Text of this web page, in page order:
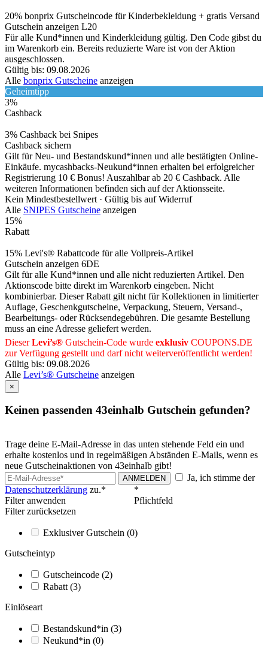
20% bonprix Gutscheincode für Kinderbekleidung + gratis Versand
Gutschein anzeigen L20
Für alle Kund*innen und Kinderkleidung gültig. Den Code gibst du
im Warenkorb ein. Bereits reduzierte Ware ist von der Aktion
ausgeschlossen.
Gültig bis: 09.08.2026
Alle bonprix Gutscheine anzeigen
Geheimtipp
3%
Cashback
3% Cashback bei Snipes
Cashback sichern
Gilt für Neu- und Bestandskund*innen und alle bestätigten Online-
Einkäufe. mycashbacks-Neukund*innen erhalten bei erfolgreicher
Registrierung 10 € Bonus! Auszahlbar ab 20 € Cashback. Alle
weiteren Informationen befinden sich auf der Aktionsseite.
Kein Mindestbestellwert · Gültig bis auf Widerruf
Alle SNIPES Gutscheine anzeigen
15%
Rabatt
15% Levi's® Rabattcode für alle Vollpreis-Artikel
Gutschein anzeigen 6DE
Gilt für alle Kund*innen und alle nicht reduzierten Artikel. Den
Aktionscode bitte direkt im Warenkorb eingeben. Nicht
kombinierbar. Dieser Rabatt gilt nicht für Kollektionen in limitierter
Auflage, Geschenkgutscheine, Verpackung, Steuern, Versand-,
Bearbeitungs- oder Rücksendegebühren. Die gesamte Bestellung
muss an eine Adresse geliefert werden.
DieserLevi’s® Gutschein-Code wurde exklusiv COUPONS.DE
zur Verfügung gestellt und darf nicht weiterveröffentlicht werden!
Gültig bis: 09.08.2026
Alle Levi’s® Gutscheine anzeigen
×
Keinen passenden 43einhalb Gutschein gefunden?
Trage deine E-Mail-Adresse in das unten stehende Feld ein und
erhalte kostenlos und in regelmäßigen Abständen E-Mails, wenn es
neue Gutscheinaktionen von 43einhalb gibt!
ANMELDEN
Ja, ich stimme der
Datenschutzerklärung zu.*
*
Pflichtfeld
Filter anwenden
Filter zurücksetzen
Exklusiver Gutschein (0)
Gutscheintyp
Gutscheincode (2)
Rabatt (3)
Einlöseart
Bestandskund*in (3)
Neukund*in (0)